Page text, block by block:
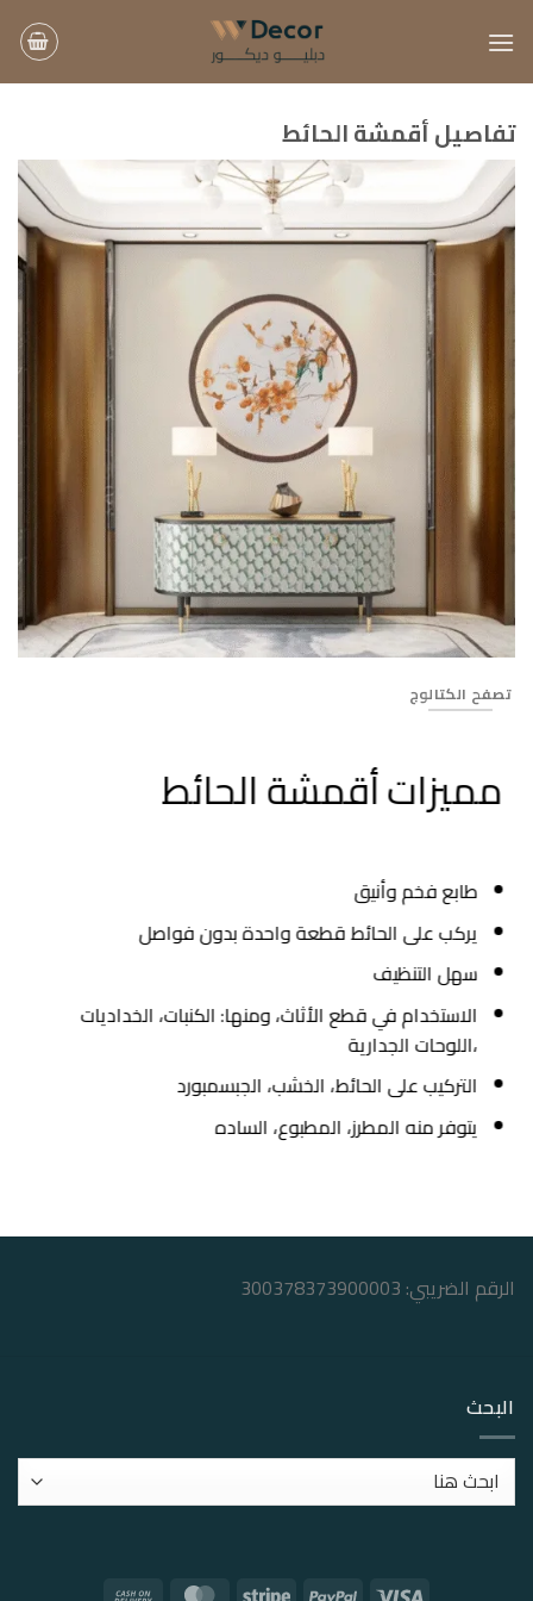
للمحتوى
تفاصيل أقمشة الحائط
تصفح الكتالوج
مميزات أقمشة الحائط
طابع فخم وأنيق
يركب على الحائط قطعة واحدة بدون فواصل
سهل التنظيف
الاستخدام في قطع الأثاث، ومنها: الكنبات، الخداديات
،اللوحات الجدارية
التركيب على الحائط، الخشب، الجبسمبورد
يتوفر منه المطرز، المطبوع، الساده
الرقم الضريبي: 300378373900003
البحث